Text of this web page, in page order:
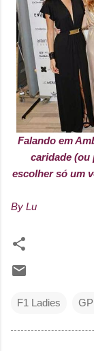
Falando em
caridade (ou
escolher só um
By Lu
F1 Ladies